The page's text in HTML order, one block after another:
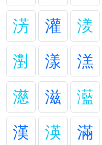
淓
灌 湵
濧
漾 溔
濨
滋 灆
漢
渶 滿